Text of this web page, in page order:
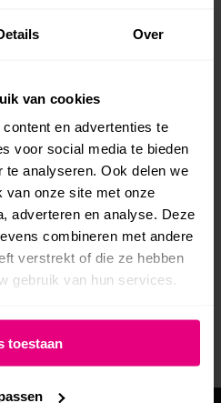
Over
van cookies
en advertenties te
voor social media te bieden
analyseren. Ook delen we
van onze site met onze
adverteren en analyse. Deze
combineren met andere
verstrekt of die ze hebben
gebruik van hun services.
toestaan
VORIGE
Previous
project:
Corenron
Next